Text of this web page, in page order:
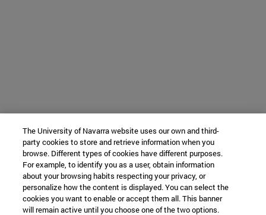
The University of Navarra website uses our own and third-
party cookies to store and retrieve information when you
browse. Different types of cookies have different purposes.
For example, to identify you as a user, obtain information
about your browsing habits respecting your privacy, or
personalize how the content is displayed. You can select the
cookies you want to enable or accept them all. This banner
will remain active until you choose one of the two options.